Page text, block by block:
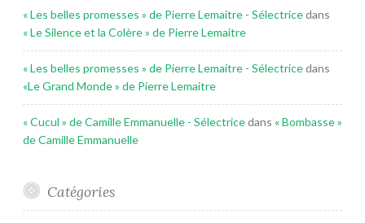
« Les belles promesses » de Pierre Lemaitre - Sélectricedans
« Le Silence et la Colère » de Pierre Lemaitre
« Les belles promesses » de Pierre Lemaitre - Sélectricedans
«Le Grand Monde » de Pierre Lemaitre
« Cucul » de Camille Emmanuelle - Sélectricedans « Bombasse »
de Camille Emmanuelle
Catégories